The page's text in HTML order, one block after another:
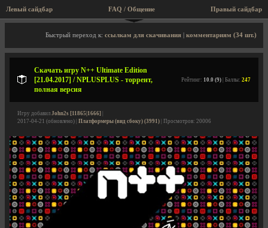
Левый сайдбар Правый сайдбар
FAQ / Общение
Описание игры, торрент, скриншоты, видео
Быстрый переход к: ссылкам для скачивания комментариям (34 шт.)
Скачать игру N++ Ultimate Edition
[21.04.2017] / NPLUSPLUS - торрент,
полная версия
Рейтинг: 10.0 (9) | Баллы: 247
Игру добавил John2s [11865|1666]
2017-04-21 (обновлено) | Платформеры (вид сбоку) (3991) | Просмотров: 20006